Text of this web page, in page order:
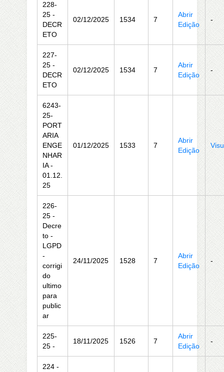
228-
25 -
DECR
ETO
02/12/2025 1534 7
Abrir
Edição
-
227-
25 -
DECR
ETO
02/12/2025 1534 7
Abrir
Edição
-
6243-
25-
PORT
ARIA
ENGE
NHAR
IA -
01.12.
25
01/12/2025 1533 7
Abrir
Edição
226-
25 -
Decre
to -
LGPD
-
corrigi
do
ultimo
para
public
ar
24/11/2025 1528 7
Abrir
Edição
-
225-
25 -
18/11/2025 1526 7
Abrir
Edição
-
224 -